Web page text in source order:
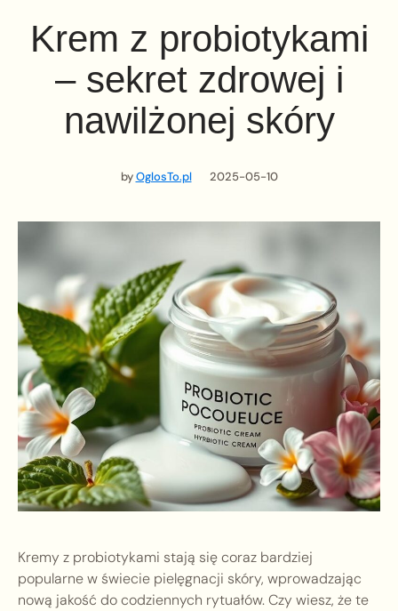
Krem z probiotykami
– sekret zdrowej i
nawilżonej skóry
byOglosTo.pl 2025-05-10
Kremy z probiotykami stają się coraz bardziej
popularne w świecie pielęgnacji skóry, wprowadzając
nową jakość do codziennych rytuałów. Czy wiesz, że te